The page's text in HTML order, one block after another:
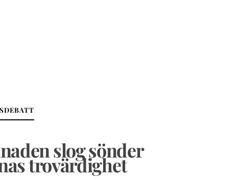
slog sönder
trovärdighet